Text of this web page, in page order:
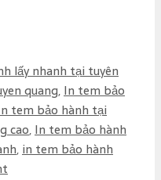
lấy nhanh tại tuyên
quang,In tem bảo
tem bảo hành tại
cao,In tem bảo hành
,in tem bảo hành